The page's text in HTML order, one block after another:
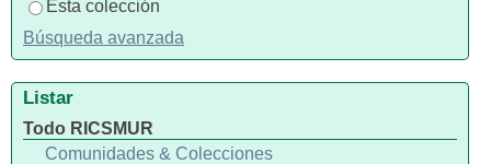
Esta colección
Búsqueda avanzada
Listar
Todo RICSMUR
Comunidades & Colecciones